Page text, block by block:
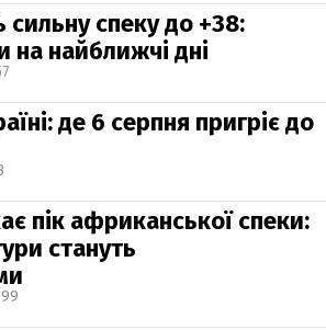
сильну спеку до +38:
на найближчі дні
де 6 серпня пригріє до
пік африканської спеки:
стануть